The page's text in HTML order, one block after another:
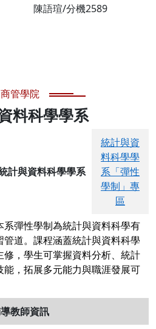
陳語瑄/分機2589
商管學院
料科學學系
計與資料科學學系
統計與資
料科學學
系「彈性
學制」專
區
系彈性學制為統計與資料科學有
管道。課程涵蓋統計與資料科學
修，學生可掌握資料分析、統計
能，拓展多元能力與職涯發展可
教師資訊